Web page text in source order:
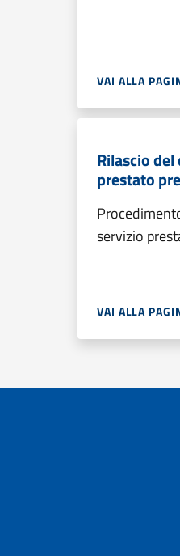
VAI ALLA
Rilascio
prestato
servizio
VAI ALLA